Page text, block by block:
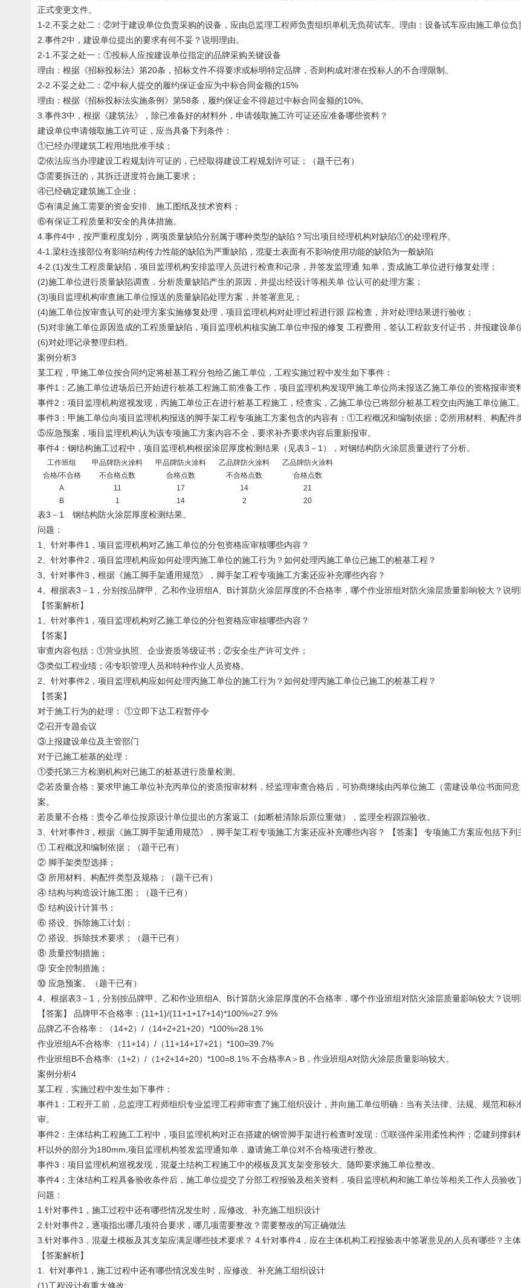
正式变更文件。
1-2.不妥之处二：②对于建设单位负责采购的设备，应由总监理工程师负责组织单机无负荷试车。理由：设备试车应由施工单位负
2.事件2中，建设单位提出的要求有何不妥？说明理由。
2-1.不妥之处一：①投标人应按建设单位指定的品牌采购关键设备
理由：根据《招标投标法》第20条，招标文件不得要求或标明特定品牌，否则构成对潜在投标人的不合理限制。
2-2.不妥之处二：②中标人提交的履约保证金应为中标合同金额的15%
理由：根据《招标投标法实施条例》第58条，履约保证金不得超过中标合同金额的10%。
3.事件3中，根据《建筑法》，除已准备好的材料外，申请领取施工许可证还应准备哪些资料？
建设单位申请领取施工许可证，应当具备下列条件：
①已经办理建筑工程用地批准手续；
②依法应当办理建设工程规划许可证的，已经取得建设工程规划许可证；（题干已有）
③需要拆迁的，其拆迁进度符合施工要求；
④已经确定建筑施工企业；
⑤有满足施工需要的资金安排、施工图纸及技术资料；
⑥有保证工程质量和安全的具体措施。
4.事件4中，按严重程度划分，两项质量缺陷分别属于哪种类型的缺陷？写出项目经理机构对缺陷①的处理程序。
4-1.梁柱连接部位有影响结构传力性能的缺陷为严重缺陷，混凝土表面有不影响使用功能的缺陷为一般缺陷
4-2.(1)发生工程质量缺陷，项目监理机构安排监理人员进行检查和记录，并签发监理通 知单，责成施工单位进行修复处理；
(2)施工单位进行质量缺陷调查，分析质量缺陷产生的原因，并提出经设计等相关单 位认可的处理方案；
(3)项目监理机构审查施工单位报送的质量缺陷处理方案，并签署意见；
(4)施工单位按审查认可的处理方案实施修复处理，项目监理机构对处理过程进行跟 踪检查，并对处理结果进行验收；
(5)对非施工单位原因造成的工程质量缺陷，项目监理机构核实施工单位申报的修复 工程费用，签认工程款支付证书，并报建设单
(6)对处理记录整理归档。
案例分析3
某工程，甲施工单位按合同约定将桩基工程分包给乙施工单位，工程实施过程中发生如下事件：
事件1：乙施工单位进场后已开始进行桩基工程施工前准备工作，项目监理机构发现甲施工单位尚未报送乙施工单位的资格报审资
事件2：项目监理机构巡视发现，丙施工单位正在进行桩基工程施工，经查实，乙施工单位已将部分桩基工程交由丙施工单位施工。
事件3：甲施工单位向项目监理机构报送的脚手架工程专项施工方案包含的内容有：①工程概况和编制依据；②所用材料、构配
⑤应急预案，项目监理机构认为该专项施工方案内容不全，要求补齐要求内容后重新报审。
事件4：钢结构施工过程中，项目监理机构根据涂层厚度检测结果（见表3－1），对钢结构防火涂层质量进行了分析。
工作班组 甲品牌防火涂料 甲品牌防火涂料 乙品牌防火涂料
乙品牌防火涂料
合格/不合格
不合格点数 合格点数 不合格点数
合格点数
A
11 17 14
21
B
1 14 2 20
表3－1 钢结构防火涂层厚度检测结果。
问题：
1、针对事件1，项目监理机构对乙施工单位的分包资格应审核哪些内容？
2、针对事件2，项目监理机构应如何处理丙施工单位的施工行为？如何处理丙施工单位已施工的桩基工程？
3、针对事件3，根据《施工脚手架通用规范》，脚手架工程专项施工方案还应补充哪些内容？
4、根据表3－1，分别按品牌甲、乙和作业班组A、B计算防火涂层厚度的不合格率，哪个作业班组对防火涂层质量影响较大？说明
【答案解析】
1、针对事件1，项目监理机构对乙施工单位的分包资格应审核哪些内容？
【答案】
审查内容包括：①营业执照、企业资质等级证书；②安全生产许可文件；
③类似工程业绩；④专职管理人员和特种作业人员资格。
2、针对事件2，项目监理机构应如何处理丙施工单位的施工行为？如何处理丙施工单位已施工的桩基工程？
【答案】
对于施工行为的处理： ①立即下达工程暂停令
②召开专题会议
③上报建设单位及主管部门
对于已施工桩基的处理：
①委托第三方检测机构对已施工的桩基进行质量检测。
②若质量合格：要求甲施工单位补充丙单位的资质报审材料，经监理审查合格后，可协商继续由丙单位施工（需建设单位书面同
案。
若质量不合格：责令乙单位按原设计单位提出的方案返工（如断桩清除后原位重做），监理全程跟踪验收。
3、针对事件3，根据《施工脚手架通用规范》，脚手架工程专项施工方案还应补充哪些内容？ 【答案】 专项施工方案应包括下列
① 工程概况和编制依据；（题干已有）
② 脚手架类型选择；
③ 所用材料、构配件类型及规格；（题干已有）
④ 结构与构造设计施工图；（题干已有）
⑤ 结构设计计算书；
⑥ 搭设、拆除施工计划；
⑦ 搭设、拆除技术要求；（题干已有）
⑧ 质量控制措施；
⑨ 安全控制措施；
⑩ 应急预案。（题干已有）
4、根据表3－1，分别按品牌甲、乙和作业班组A、B计算防火涂层厚度的不合格率，哪个作业班组对防火涂层质量影响较大？说明
【答案】 品牌甲不合格率：(11+1)/(11+1+17+14)*100%=27.9%
品牌乙不合格率：（14+2）/（14+2+21+20）*100%=28.1%
作业班组A不合格率:（11+14）/（11+14+17+21）*100=39.7%
作业班组B不合格率:（1+2）/（1+2+14+20）*100=8.1% 不合格率A＞B，作业班组A对防火涂层质量影响较大。
案例分析4
某工程，实施过程中发生如下事件：
事件1：工程开工前，总监理工程师组织专业监理工程师审查了施工组织设计，并向施工单位明确：当有关法律、法规、规范和
审。
事件2：主体结构工程施工工程中，项目监理机构对正在搭建的钢管脚手架进行检查时发现：①联强件采用柔性构件；②建到撑
杆以外的部分为180mm,项目监理机构签发监理通知单，邀请施工单位对不合格项进行整改。
事件3：项目监理机构巡视发现，混凝土结构工程施工中的模板及其支架变形较大。随即要求施工单位整改。
事件4：主体结构工程具备验收条件后，施工单位提交了分部工程报验及相关资料，项目监理机构和施工单位等相关工作人员验收
问题：
1.针对事件1，施工过程中还有哪些情况发生时，应修改、补充施工组织设计
2.针对事件2，逐项指出哪几项符合要求，哪几项需要整改？需要整改的写正确做法
3.针对事件3，混凝土模板及其支架应满足哪些技术要求？ 4.针对事件4，应在主体机构工程报验表中签署意见的人员有哪些？主
【答案解析】
1. 针对事件1，施工过程中还有哪些情况发生时，应修改、补充施工组织设计
(1)工程设计有重大修改;